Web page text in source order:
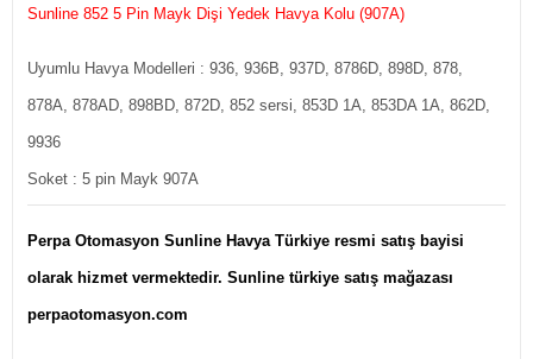
Sunline 852 5 Pin Mayk Dişi Yedek Havya Kolu (907A)
Uyumlu Havya Modelleri : 936, 936B, 937D, 8786D, 898D, 878,
878A, 878AD, 898BD, 872D, 852 sersi, 853D 1A, 853DA 1A, 862D,
9936
Soket : 5 pin Mayk 907A
Perpa Otomasyon Sunline Havya Türkiye resmi satış bayisi
olarak hizmet vermektedir. Sunline türkiye satış mağazası
perpaotomasyon.com